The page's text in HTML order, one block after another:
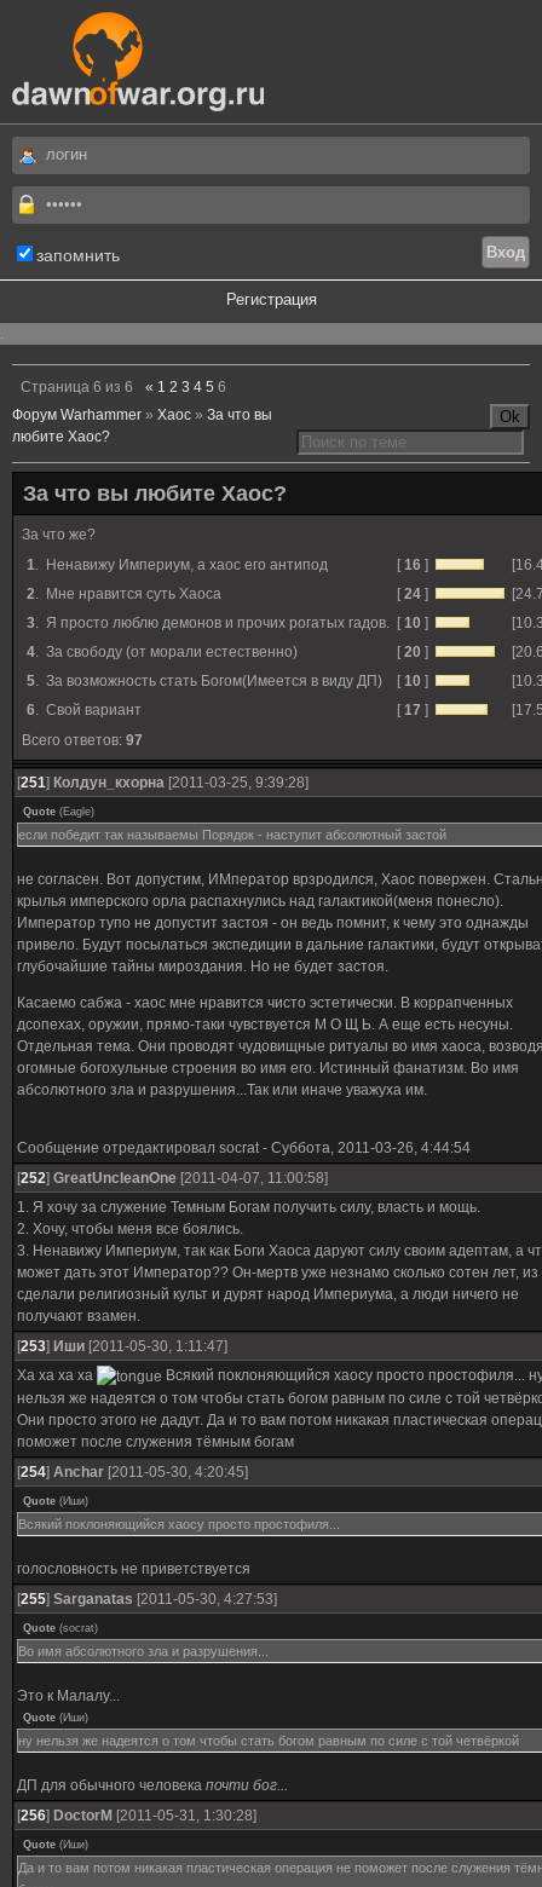
запомнить
Регистрация
.
Страница 6 из 6 « 1 2 3 4 5 6
Форум Warhammer » Хаос » За что вы
любите Хаос?
За что вы любите Хаос?
За что же?
1. Ненавижу Империум, а хаос его антипод [ 16 ]
2. Мне нравится суть Хаоса [ 24 ]
3. Я просто люблю демонов и прочих рогатых гадов. [ 10 ]
4. За свободу (от морали естественно) [ 20 ]
5. За возможность стать Богом(Имеется в виду ДП) [ 10 ]
6. Свой вариант [ 17 ]
Всего ответов: 97
[251] Колдун_кхорна [2011-03-25, 9:39:28]
Quote (Eagle)
если победит так называемы Порядок - наступит абсолютный застой
не согласен. Вот допустим, ИМператор врзродился, Хаос повержен.
крылья имперского орла распахнулись над галактикой(меня понесло).
Император тупо не допустит застоя - он ведь помнит, к чему это однажды
привело. Будут посылаться экспедиции в дальние галактики, будут
глубочайшие тайны мироздания. Но не будет застоя.
Касаемо сабжа - хаос мне нравится чисто эстетически. В коррапченных
дсопехах, оружии, прямо-таки чувствуется М О Щ Ь. А еще есть несуны.
Отдельная тема. Они проводят чудовищные ритуалы во имя хаоса,
огомные богохульные строения во имя его. Истинный фанатизм. Во имя
абсолютного зла и разрушения...Так или иначе уважуха им.
Сообщение отредактировал socrat- Суббота, 2011-03-26, 4:44:54
[252] GreatUncleanOne [2011-04-07, 11:00:58]
1. Я хочу за служение Темным Богам получить силу, власть и мощь.
2. Хочу, чтобы меня все боялись.
3. Ненавижу Империум, так как Боги Хаоса даруют силу своим адептам, а
может дать этот Император?? Он-мертв уже незнамо сколько сотен лет, из
сделали религиозный культ и дурят народ Империума, а люди ничего не
получают взамен.
[253] Иши [2011-05-30, 1:11:47]
Ха ха ха ха
Всякий поклоняющийся хаосу просто простофиля...
нельзя же надеятся о том чтобы стать богом равным по силе с той
Они просто этого не дадут. Да и то вам потом никакая пластическая
поможет после служения тёмным богам
[254] Anchar [2011-05-30, 4:20:45]
Quote (Иши)
Всякий поклоняющийся хаосу просто простофиля...
голословность не приветствуется
[255] Sarganatas [2011-05-30, 4:27:53]
Quote (socrat)
Во имя абсолютного зла и разрушения...
Это к Малалу...
Quote (Иши)
ну нельзя же надеятся о том чтобы стать богом равным по силе с той четвёркой
ДП для обычного человека почти бог...
[256] DoctorM [2011-05-31, 1:30:28]
Quote (Иши)
Да и то вам потом никакая пластическая операция не поможет после служения